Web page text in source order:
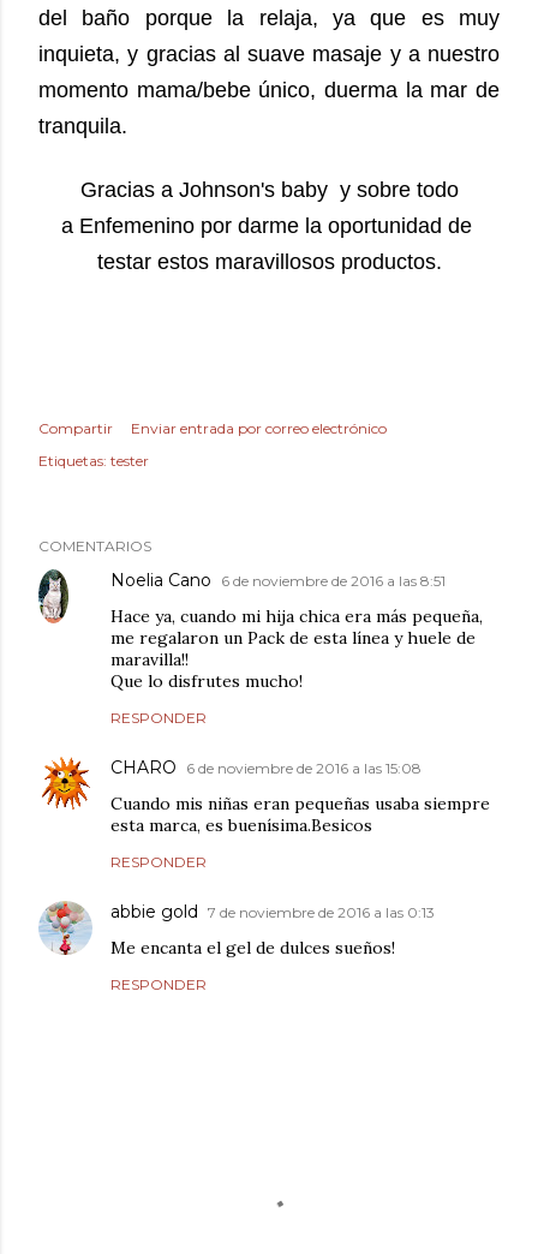
del baño porque la relaja, ya que es muy
inquieta, y gracias al suave masaje y a nuestro
momento mama/bebe único, duerma la mar de
tranquila.
Gracias a Johnson's baby y sobre todo
a Enfemenino por darme la oportunidad de
testar estos maravillosos productos.
Compartir
Enviar entrada por correo electrónico
Etiquetas: tester
COMENTARIOS
Noelia Cano 6 de noviembre de 2016 a las 8:51
Hace ya, cuando mi hija chica era más pequeña,
me regalaron un Pack de esta línea y huele de
maravilla!!
Que lo disfrutes mucho!
RESPONDER
CHARO 6 de noviembre de 2016 a las 15:08
Cuando mis niñas eran pequeñas usaba siempre
esta marca, es buenísima.Besicos
RESPONDER
abbie gold 7 de noviembre de 2016 a las 0:13
Me encanta el gel de dulces sueños!
RESPONDER